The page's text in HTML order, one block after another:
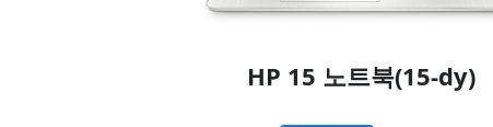
HP 15 노트북(15-dy)